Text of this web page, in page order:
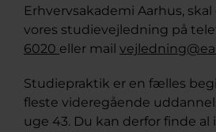
Erhvervsakademi Aarhus,
vores studievejledning på
6020 eller mail
Studiepraktik er en fælles
fleste videregående
uge 43. Du kan derfor finde al